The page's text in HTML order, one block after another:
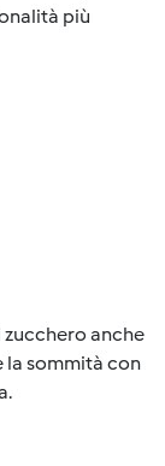
più
anche
la sommità con